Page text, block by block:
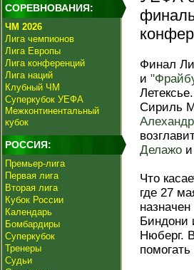
СОРЕВНОВАНИЯ:
ЧМ 2026
Лига чемпионов
Лига Европы
Лига конференций
Лига наций
Клубный ЧМ
Суперкубок УЕФА
Межконтинентальный
кубок
РОССИЯ:
Премьер-лига
Первая лига
Вторая лига
Кубок России
Календарь
Бомбардиры
Суперкубок
Тренеры
Судьи
Финал
и
Сириль
Делажо и
Что
где 27
Биндони
Нюберг.